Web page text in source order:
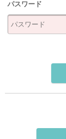
パスワード